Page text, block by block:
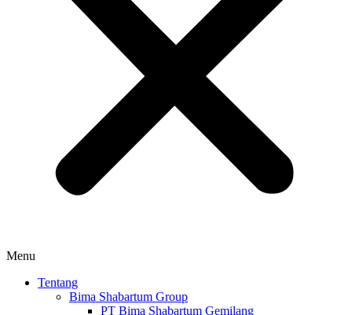
Menu
Tentang
Bima Shabartum Group
PT Bima Shabartum Gemilang